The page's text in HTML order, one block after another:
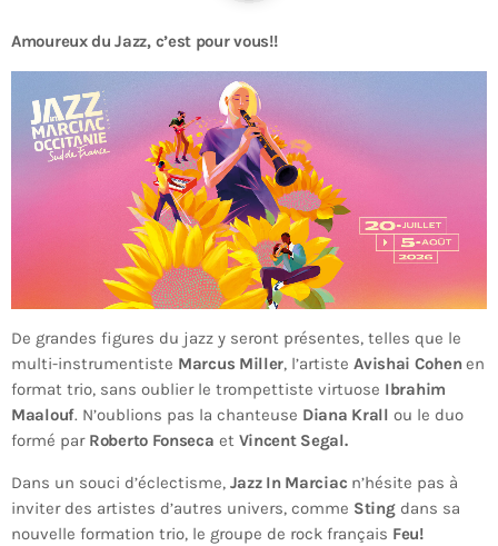
Amoureux du Jazz, c’est pour vous!!
De grandes figures du jazz y seront présentes, telles que le
multi-instrumentiste Marcus Miller, l’artisteAvishai Cohenen
format trio, sans oublier le trompettiste virtuose Ibrahim
Maalouf. N’oublions pas la chanteuse Diana Krall ou le duo
formé par Roberto Fonseca et Vincent Segal.
Dans un souci d’éclectisme, Jazz In Marciac n’hésite pas à
inviter des artistes d’autres univers, comme Stingdans sa
nouvelle formation trio, le groupe de rock français Feu!